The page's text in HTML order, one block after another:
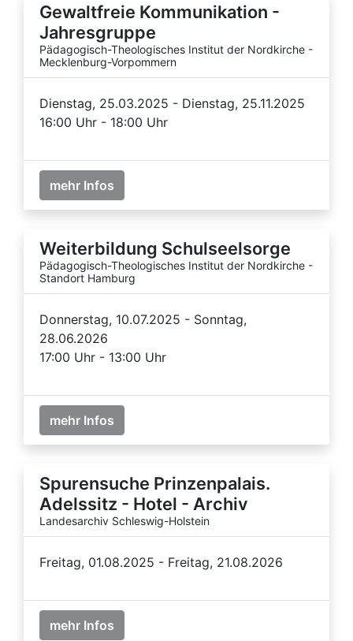
Gewaltfreie Kommunikation -
Jahresgruppe
Pädagogisch-Theologisches Institut der Nordkirche -
Mecklenburg-Vorpommern
Dienstag, 25.03.2025 - Dienstag, 25.11.2025
16:00 Uhr - 18:00 Uhr
mehr Infos
Weiterbildung Schulseelsorge
Pädagogisch-Theologisches Institut der Nordkirche -
Standort Hamburg
Donnerstag, 10.07.2025 - Sonntag,
28.06.2026
17:00 Uhr - 13:00 Uhr
mehr Infos
Spurensuche Prinzenpalais.
Adelssitz - Hotel - Archiv
Landesarchiv Schleswig-Holstein
Freitag, 01.08.2025 - Freitag, 21.08.2026
mehr Infos